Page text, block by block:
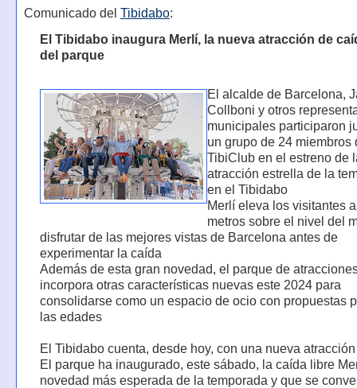
Comunicado del Tibidabo:
El Tibidabo inaugura Merlí, la nueva atracción de
del parque
El alcalde de Barcelona,
Collboni y otros
municipales participaron
un grupo de 24 miembros
TibiClub en el estreno de
atracción estrella de la
en el Tibidabo
Merlí eleva los visitantes
metros sobre el nivel del
disfrutar de las mejores vistas de Barcelona antes de
experimentar la caída
Además de esta gran novedad, el parque de
incorpora otras características nuevas este 2024 para
consolidarse como un espacio de ocio con propuestas
las edades
El Tibidabo cuenta, desde hoy, con una nueva
El parque ha inaugurado, este sábado, la caída libre
novedad más esperada de la temporada y que se